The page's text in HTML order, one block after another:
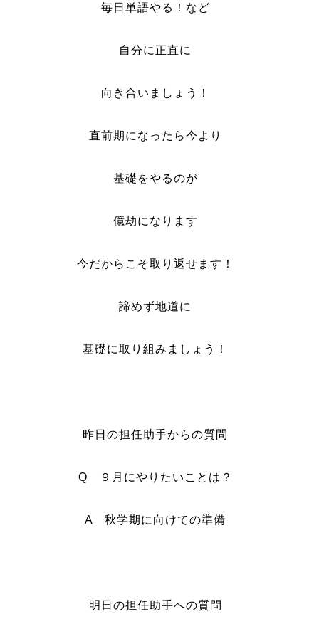
毎日単語やる！など
自分に正直に
向き合いましょう！
直前期になったら今より
基礎をやるのが
億劫になります
今だからこそ取り返せます！
諦めず地道に
基礎に取り組みましょう！
昨日の担任助手からの質問
Q ９月にやりたいことは？
A 秋学期に向けての準備
明日の担任助手への質問